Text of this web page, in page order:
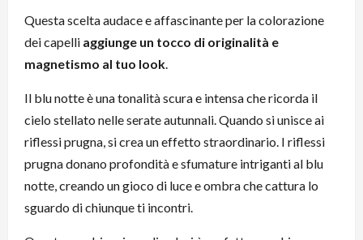
Questa scelta audace e affascinante per la colorazione
dei capelli aggiunge un tocco di originalità e
magnetismo al tuo look.
Il blu notte è una tonalità scura e intensa che ricorda il
cielo stellato nelle serate autunnali. Quando si unisce ai
riflessi prugna, si crea un effetto straordinario. I riflessi
prugna donano profondità e sfumature intriganti al blu
notte, creando un gioco di luce e ombra che cattura lo
sguardo di chiunque ti incontri.